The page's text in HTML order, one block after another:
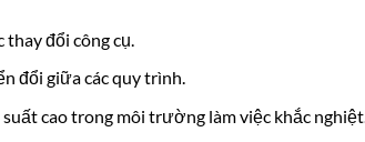
đổi công cụ.
đổi giữa các quy trình.
cao trong môi trường làm việc khắc nghiệt.